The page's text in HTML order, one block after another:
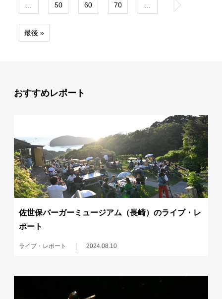
50 60 70 »
最後 »
おすすめレポート
佐世保バーガーミュージアム（長崎）のライブ・レ
ポート
ライブ・レポート 2024.08.10